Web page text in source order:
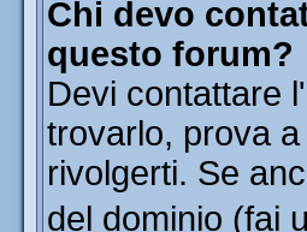
Chi devo
questo forum?
Devi contattare
trovarlo, prova
rivolgerti. Se
del dominio (fai